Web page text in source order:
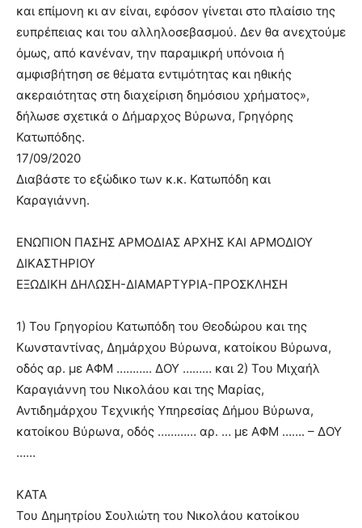
και επίμονη κι αν είναι, εφόσον γίνεται στο πλαίσιο της
ευπρέπειας και του αλληλοσεβασμού. Δεν θα ανεχτούμε
όμως, από κανέναν, την παραμικρή υπόνοια ή
αμφισβήτηση σε θέματα εντιμότητας και ηθικής
ακεραιότητας στη διαχείριση δημόσιου χρήματος»,
δήλωσε σχετικά ο Δήμαρχος Βύρωνα, Γρηγόρης
Κατωπόδης.
17/09/2020
Διαβάστε το εξώδικο των κ.κ. Κατωπόδη και
Καραγιάννη.
ΕΝΩΠΙΟΝ ΠΑΣΗΣ ΑΡΜΟΔΙΑΣ ΑΡΧΗΣ ΚΑΙ ΑΡΜΟΔΙΟΥ
ΔΙΚΑΣΤΗΡΙΟΥ
ΕΞΩΔΙΚΗ ΔΗΛΩΣΗ-ΔΙΑΜΑΡΤΥΡΙΑ-ΠΡΟΣΚΛΗΣΗ
1) Του Γρηγορίου Κατωπόδη του Θεοδώρου και της
Κωνσταντίνας, Δημάρχου Βύρωνα, κατοίκου Βύρωνα,
οδός αρ. με ΑΦΜ ……….. ΔΟΥ ……… και 2) Του Μιχαήλ
Καραγιάννη του Νικολάου και της Μαρίας,
Αντιδημάρχου Τεχνικής Υπηρεσίας Δήμου Βύρωνα,
κατοίκου Βύρωνα, οδός ………… αρ. … με ΑΦΜ ……. – ΔΟΥ
……
ΚΑΤΑ
Του Δημητρίου Σουλιώτη του Νικολάου κατοίκου